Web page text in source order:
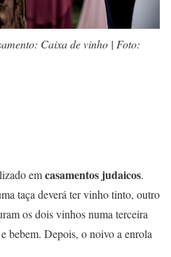
Caixa de vinho | Foto:
emcasamentos judaicos.
taça deverá ter vinho tinto, outro
os dois vinhos numa terceira
bebem. Depois, o noivo a enrola